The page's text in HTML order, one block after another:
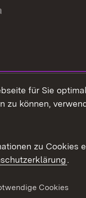
für Sie
zu können,
zu Cookies
.
Cookies